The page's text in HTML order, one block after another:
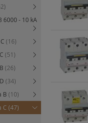
6000 - 10 kA
(16)
(51)
(26)
(34)
B (10)
C (47)